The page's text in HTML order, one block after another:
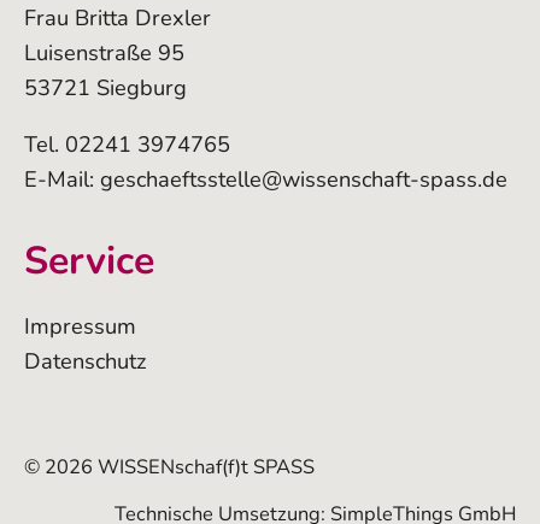
Frau Britta Drexler
Luisenstraße 95
53721 Siegburg
Tel. 02241 3974765
E-Mail: geschaeftsstelle@wissenschaft-spass.de
Service
Impressum
Datenschutz
© 2026 WISSENschaf(f)t SPASS
Technische Umsetzung: SimpleThings GmbH